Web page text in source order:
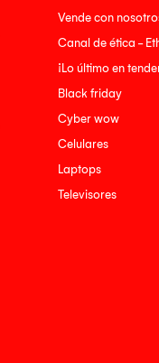
Vende con
Canal de ética -
¡Lo último en
Black friday
Cyber wow
Celulares
Laptops
Televisores